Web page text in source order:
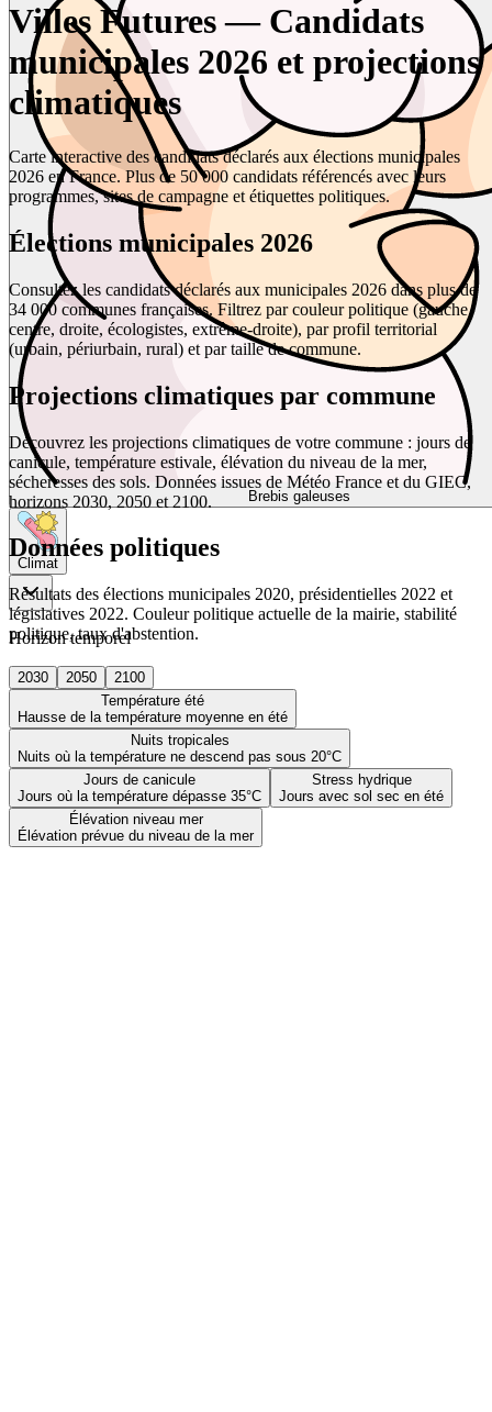
Brebis galeuses
Climat
Horizon temporel
2030 2050
2100
Température été
Hausse de la température moyenne en été
Nuits tropicales
Nuits où la température ne descend pas sous 20°C
Jours de canicule
Jours où la température dépasse 35°C
Stress hydrique
Jours avec sol sec en été
Élévation niveau mer
Élévation prévue du niveau de la mer
Villes Futures — Candidats
municipales 2026 et projections
climatiques
Carte interactive des candidats déclarés aux élections municipales
2026 en France. Plus de 50 000 candidats référencés avec leurs
programmes, sites de campagne et étiquettes politiques.
Élections municipales 2026
Consultez les candidats déclarés aux municipales 2026 dans plus de
34 000 communes françaises. Filtrez par couleur politique (gauche,
centre, droite, écologistes, extrême-droite), par profil territorial
(urbain, périurbain, rural) et par taille de commune.
Projections climatiques par commune
Découvrez les projections climatiques de votre commune : jours de
canicule, température estivale, élévation du niveau de la mer,
sécheresses des sols. Données issues de Météo France et du GIEC,
horizons 2030, 2050 et 2100.
Données politiques
Résultats des élections municipales 2020, présidentielles 2022 et
législatives 2022. Couleur politique actuelle de la mairie, stabilité
politique, taux d'abstention.